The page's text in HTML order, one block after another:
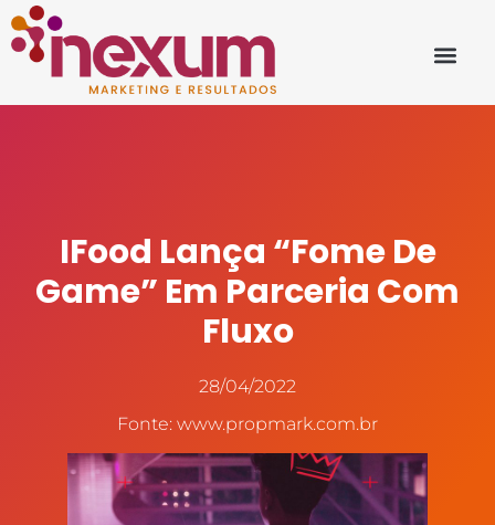
IFood Lança “Fome De
Game” Em Parceria Com
Fluxo
28/04/2022
Fonte: www.propmark.com.br